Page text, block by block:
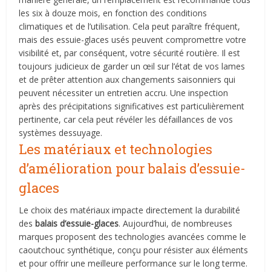
les six à douze mois, en fonction des conditions
climatiques et de l’utilisation. Cela peut paraître fréquent,
mais des essuie-glaces usés peuvent compromettre votre
visibilité et, par conséquent, votre sécurité routière. Il est
toujours judicieux de garder un œil sur l’état de vos lames
et de prêter attention aux changements saisonniers qui
peuvent nécessiter un entretien accru. Une inspection
après des précipitations significatives est particulièrement
pertinente, car cela peut révéler les défaillances de vos
systèmes dessuyage.
Les matériaux et technologies
d’amélioration pour balais d’essuie-
glaces
Le choix des matériaux impacte directement la durabilité
desbalais d’essuie-glaces. Aujourd’hui, de nombreuses
marques proposent des technologies avancées comme le
caoutchouc synthétique, conçu pour résister aux éléments
et pour offrir une meilleure performance sur le long terme.